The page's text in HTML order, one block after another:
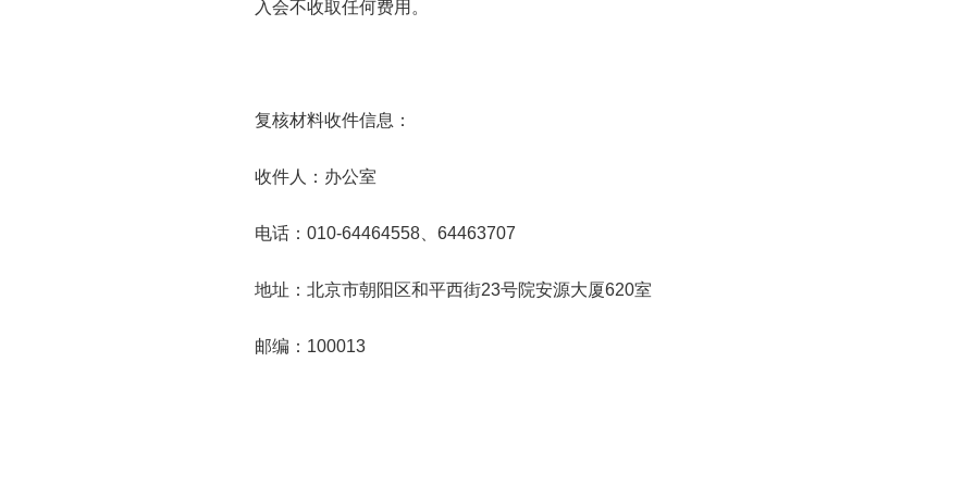
入会不收取任何费用。
复核材料收件信息：
收件人：办公室
电话：010-64464558、64463707
地址：北京市朝阳区和平西街23号院安源大厦620室
邮编：100013